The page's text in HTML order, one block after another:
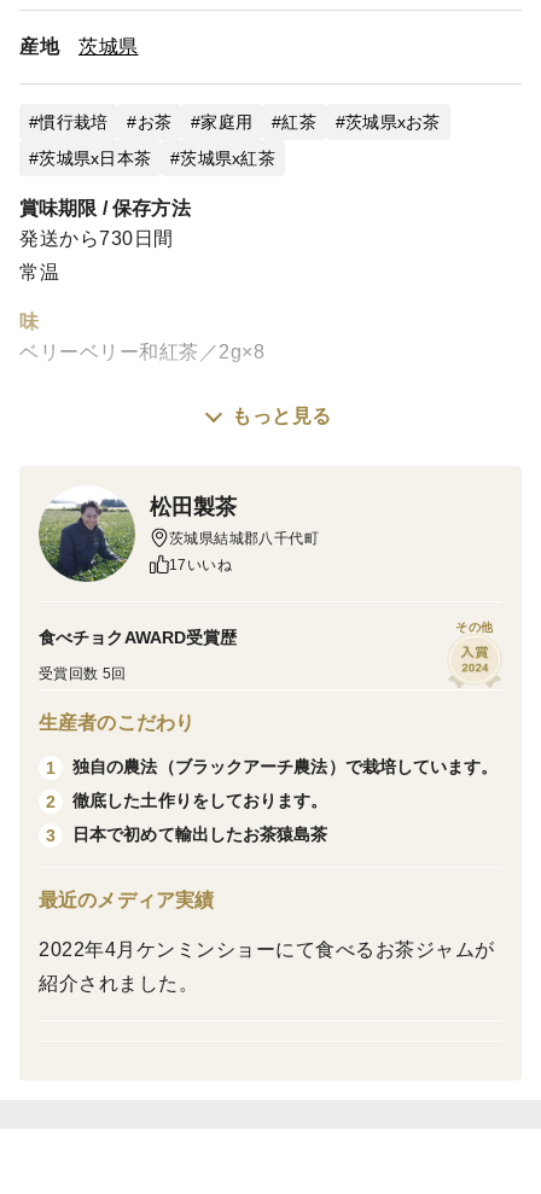
産地 茨城県
慣行栽培 お茶 家庭用 紅茶
茨城県xお茶
茨城県x日本茶
茨城県x紅茶
賞味期限 / 保存方法
発送から730日間
常温
味
ベリーベリー和紅茶／2g×8
松田製茶産の和紅茶に甘酸っぱいベリーの風味を加えた
まろやかさと絶妙にマッチしています。ホットでもアイ
スでも楽しめ、贈り物やリラックスタイムにぴったりな
一品です。日本茶の新しい魅力を引き出したベリーベ
リー和紅茶で、特別なひとときをお楽しみください。
栽培・生産のこだわり
「ブラックアーチ農法」で栽培しました。ブラックアー
産地の特徴
松田製茶がある茨城県八千代町は白菜の生産量が日本一
を誇りタカミメロンや猿島茶の生産も盛んで梨において
もっと見る
松田製茶
茨城県結城郡八千代町
17いいね
食べチョクAWARD受賞歴
受賞回数 5回
その他
生産者のこだわり
1
独自の農法（ブラックアーチ農法）で栽培しています。
2
徹底した土作りをしております。
3
日本で初めて輸出したお茶猿島茶
最近のメディア実績
2022年4月ケンミンショーにて食べるお茶ジャムが
紹介されました。